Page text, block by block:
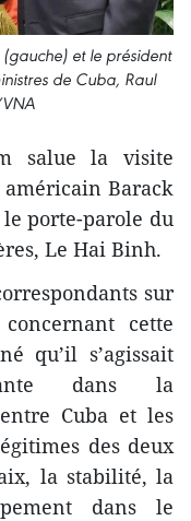
et le président
de Cuba, Raul
salue la visite
Barack
le porte-parole du
Le Hai Binh.
sur
cette
qu’il s’agissait
dans la
Cuba et les
des deux
la stabilité, la
dans le